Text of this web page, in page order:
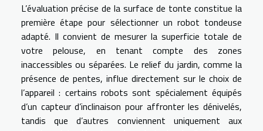
L’évaluation précise de la surface de tonte constitue la
première étape pour sélectionner un robot tondeuse
adapté. Il convient de mesurer la superficie totale de
votre pelouse, en tenant compte des zones
inaccessibles ou séparées. Le relief du jardin, comme la
présence de pentes, influe directement sur le choix de
l’appareil : certains robots sont spécialement équipés
d’un capteur d’inclinaison pour affronter les dénivelés,
tandis que d’autres conviennent uniquement aux